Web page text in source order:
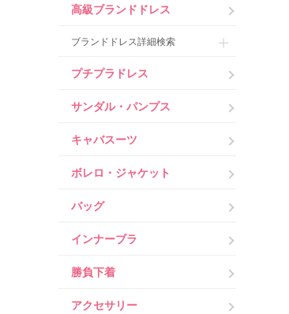
高級ブランドドレス
ブランドドレス詳細検索
プチプラドレス
サンダル・パンプス
キャバスーツ
ボレロ・ジャケット
バッグ
インナーブラ
勝負下着
アクセサリー